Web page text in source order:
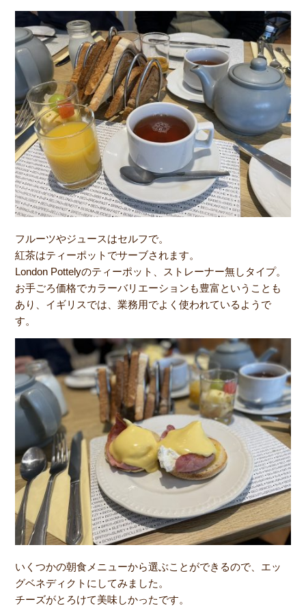
フルーツやジュースはセルフで。
紅茶はティーポットでサーブされます。
London Pottelyのティーポット、ストレーナー無しタイプ。
お手ごろ価格でカラーバリエーションも豊富ということも
あり、イギリスでは、業務用でよく使われているようで
す。
いくつかの朝食メニューから選ぶことができるので、エッ
グベネディクトにしてみました。
チーズがとろけて美味しかったです。